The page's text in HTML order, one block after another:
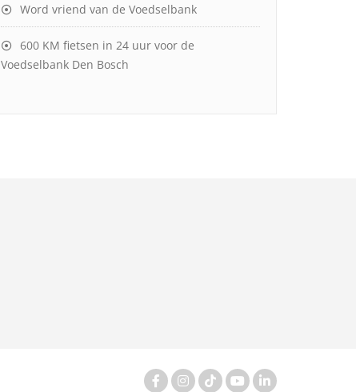
Word vriend van de Voedselbank
600 KM fietsen in 24 uur voor de
Voedselbank Den Bosch